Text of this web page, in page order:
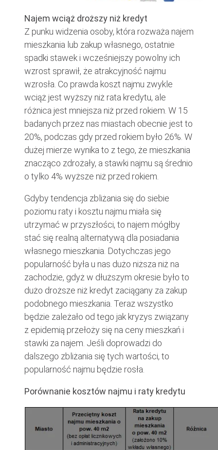
Najem wciąż droższy niż kredyt
Z punku widzenia osoby, która rozważa najem
mieszkania lub zakup własnego, ostatnie
spadki stawek i wcześniejszy powolny ich
wzrost sprawił, że atrakcyjność najmu
wzrosła. Co prawda koszt najmu zwykle
wciąż jest wyższy niż rata kredytu, ale
różnica jest mniejsza niż przed rokiem. W 15
badanych przez nas miastach obecnie jest to
20%, podczas gdy przed rokiem było 26%. W
dużej mierze wynika to z tego, że mieszkania
znacząco zdrożały, a stawki najmu są średnio
o tylko 4% wyższe niż przed rokiem.
Gdyby tendencja zbliżania się do siebie
poziomu raty i kosztu najmu miała się
utrzymać w przyszłości, to najem mógłby
stać się realną alternatywą dla posiadania
własnego mieszkania. Dotychczas jego
popularność była u nas dużo niższa niż na
zachodzie, gdyż w dłuższym okresie było to
dużo droższe niż kredyt zaciągany za zakup
podobnego mieszkania. Teraz wszystko
będzie zależało od tego jak kryzys związany
z epidemią przełoży się na ceny mieszkań i
stawki za najem. Jeśli doprowadzi do
dalszego zbliżania się tych wartości, to
popularność najmu będzie rosła.
Porównanie kosztów najmu i raty kredytu